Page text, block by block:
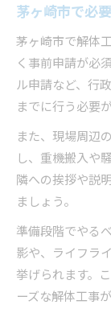
解体
解体
500万
滅失
解体
解体
解体
解体
茅ヶ崎市で必
茅ヶ崎市で解体
く事前申請が必
ル申請など、行
までに行う必要
また、現場周辺
し、重機搬入や
隣への挨拶や説
ましょう。
準備段階でやる
影や、ライフラ
挙げられます。
ーズな解体工事